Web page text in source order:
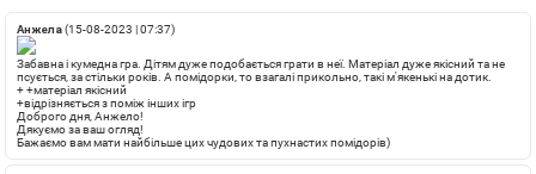
Анжела (15-08-2023 | 07:37)
Забавна і кумедна гра. Дітям дуже подобається грати в неї. Матеріал дуже якісний та не
псується, за стільки років. А помідорки, то взагалі прикольно, такі м'якенькі на дотик.
++матеріал якісний
+відрізняється з поміж інших ігр
Доброго дня, Анжело!
Дякуємо за ваш огляд!
Бажаємо вам мати найбільше цих чудових та пухнастих помідорів)